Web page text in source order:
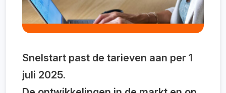
Snelstart past de tarieven aan per 1
juli 2025.